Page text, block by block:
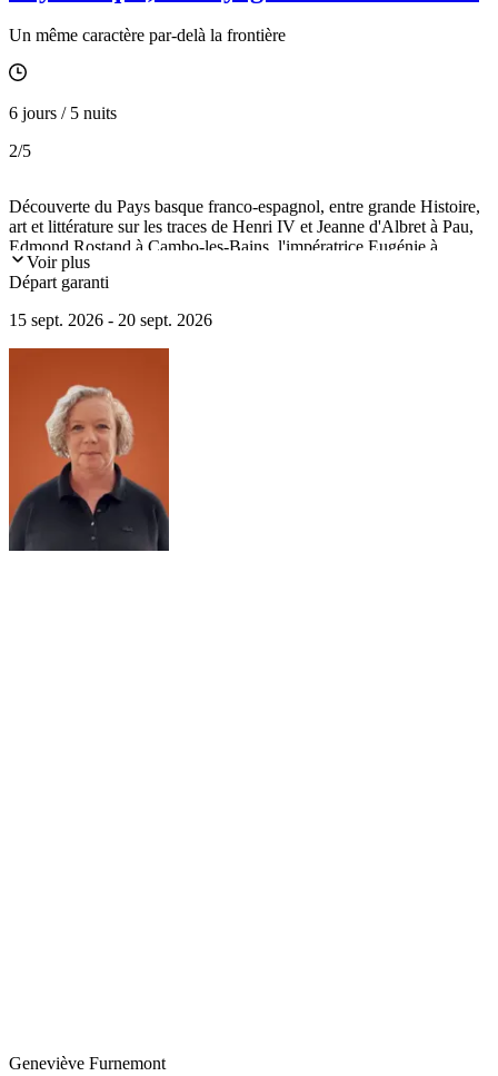
Un même caractère par-delà la frontière
6 jours / 5 nuits
2/5
Découverte du Pays basque franco-espagnol, entre grande Histoire,
art et littérature sur les traces de Henri IV et Jeanne d'Albret à Pau,
Edmond Rostand à Cambo-les-Bains, l'impératrice Eugénie à
Biarritz, Franck Gehry au Guggenheim de Bilbao. Excursion à
Guernica, centre politique du Pays basque. Quelques dégustations
Voir plus
Départ garanti
15 sept. 2026 - 20 sept. 2026
Geneviève Furnemont